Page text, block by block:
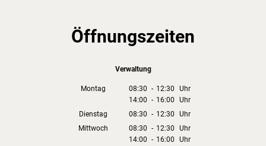
Öffnungszeiten
Verwaltung
Montag 08:30 - 12:30
Uhr
Von 08:30 bis 12:30 Uhr
14:00 - 16:00
Uhr
Von 14:00 bis 16:00 Uhr
Dienstag 08:30 - 12:30
Uhr
Von 08:30 bis 12:30 Uhr
Mittwoch 08:30 - 12:30
Uhr
Von 08:30 bis 12:30 Uhr
14:00 - 16:00
Uhr